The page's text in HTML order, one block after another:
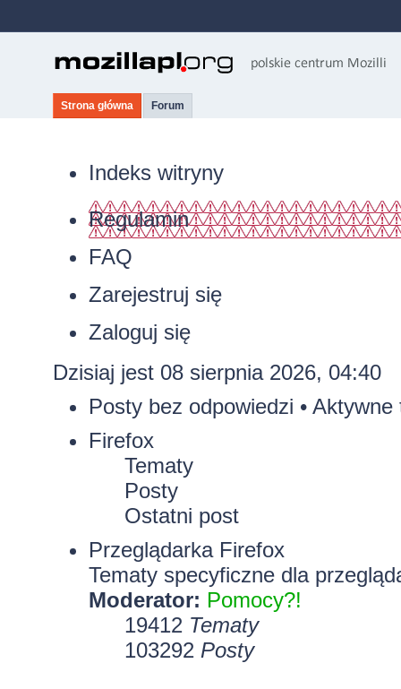
Strona główna Forum
Indeks witryny
Regulamin
FAQ
Zarejestruj się
Zaloguj się
Dzisiaj jest 08 sierpnia 2026, 04:40
Posty bez odpowiedzi • Aktywne
Firefox
Tematy
Posty
Ostatni post
Przeglądarka Firefox
Tematy specyficzne dla
Moderator: Pomocy?!
19412 Tematy
103292 Posty